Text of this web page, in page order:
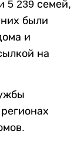
5 239 семей,
были
и
на